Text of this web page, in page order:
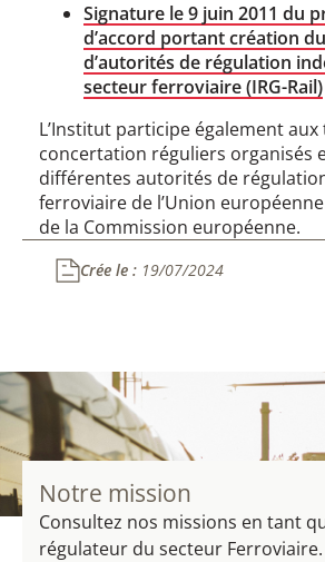
Signature le 9 juin 2011 du
d’accord portant création
d’autorités de régulation
secteur ferroviaire (IRG-Rail)
L’Institut participe également
concertation réguliers organisés
différentes autorités de
ferroviaire de l’Union
de la Commission européenne.
Crée le : 19/07/2024
Notre mission
Consultez nos missions en tant
régulateur du secteur Ferroviaire.